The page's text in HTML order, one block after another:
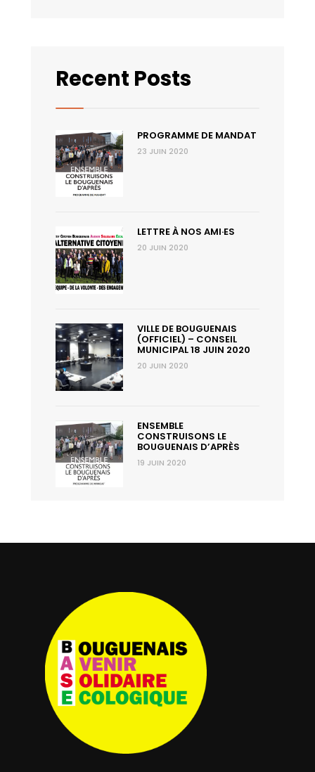
Recent Posts
PROGRAMME DE MANDAT
23 JUIN 2020
LETTRE À NOS AMI·ES
20 JUIN 2020
VILLE DE BOUGUENAIS
(OFFICIEL) – CONSEIL
MUNICIPAL 18 JUIN 2020
20 JUIN 2020
ENSEMBLE
CONSTRUISONS LE
BOUGUENAIS D’APRÈS
19 JUIN 2020